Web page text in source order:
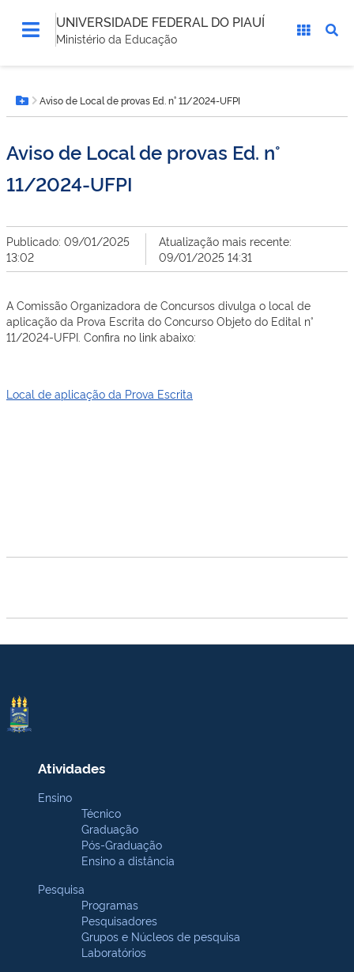
UNIVERSIDADE FEDERAL DO PIAUÍ
Ministério da Educação
está
aqui:Botão Menu
Aviso de Local de provas Ed. n° 11/2024-UFPI
Aviso de Local de provas Ed. n°
11/2024-UFPI
Publicado: 09/01/2025
13:02
Atualização mais recente:
09/01/2025 14:31
A Comissão Organizadora de Concursos divulga o local de
aplicação da Prova Escrita do Concurso Objeto do Edital n°
11/2024-UFPI. Confira no link abaixo:
Local de aplicação da Prova Escrita
Atividades
Ensino
Técnico
Graduação
Pós-Graduação
Ensino a distância
Pesquisa
Programas
Pesquisadores
Grupos e Núcleos de pesquisa
Laboratórios